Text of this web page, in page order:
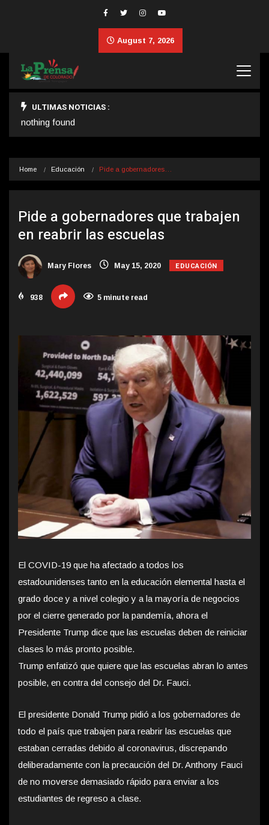
August 7, 2026
ULTIMAS NOTICIAS :
nothing found
Home Educación Pide a gobernadores…
Pide a gobernadores que trabajen
en reabrir las escuelas
Mary Flores May 15, 2020 EDUCACIÓN
938 5 minute read
El COVID-19 que ha afectado a todos los
estadounidenses tanto en la educación elemental hasta el
grado doce y a nivel colegio y a la mayoría de negocios
por el cierre generado por la pandemía, ahora el
Presidente Trump dice que las escuelas deben de reiniciar
clases lo más pronto posible.
Trump enfatizó que quiere que las escuelas abran lo antes
posible, en contra del consejo del Dr. Fauci.
El presidente Donald Trump pidió a los gobernadores de
todo el país que trabajen para reabrir las escuelas que
estaban cerradas debido al coronavirus, discrepando
deliberadamente con la precaución del Dr. Anthony Fauci
de no moverse demasiado rápido para enviar a los
estudiantes de regreso a clase.